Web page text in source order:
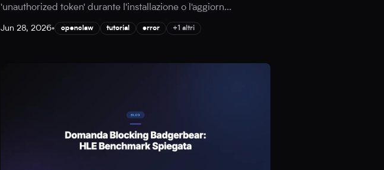
'unauthorized token' durante l'installazione o l'aggiorn...
Jun 28, 2026• openclaw tutorial error +1 altri